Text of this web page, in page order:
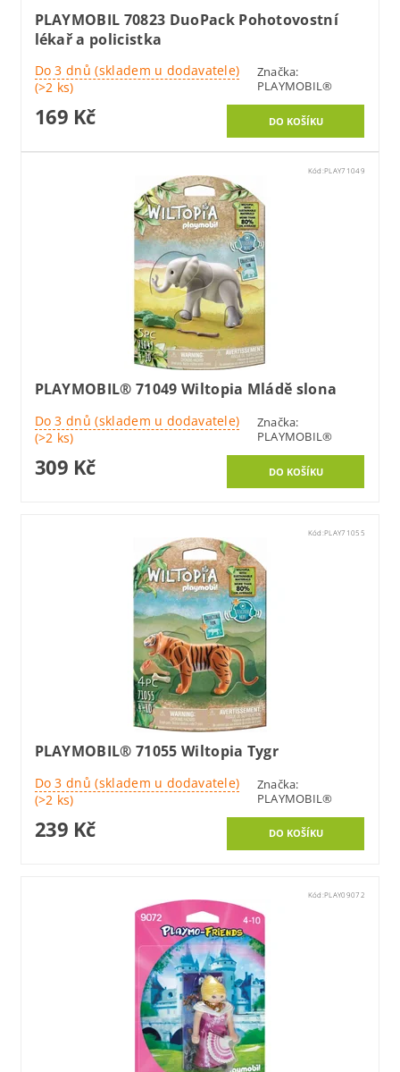
PLAYMOBIL 70823 DuoPack Pohotovostní
lékař a policistka
Do 3 dnů (skladem u dodavatele)
(>2 ks)
Značka:
PLAYMOBIL®
169 Kč
Kód:PLAY71049
PLAYMOBIL® 71049 Wiltopia Mládě slona
Do 3 dnů (skladem u dodavatele)
(>2 ks)
Značka:
PLAYMOBIL®
309 Kč
Kód:PLAY71055
PLAYMOBIL® 71055 Wiltopia Tygr
Do 3 dnů (skladem u dodavatele)
(>2 ks)
Značka:
PLAYMOBIL®
239 Kč
Kód:PLAY09072